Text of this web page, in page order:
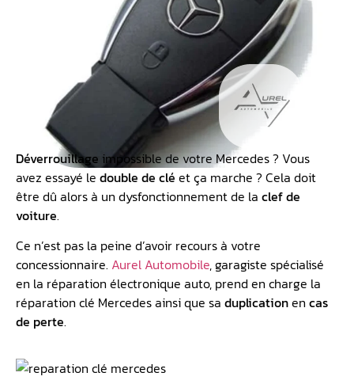
Déverrouillage impossible de votre Mercedes ? Vous
avez essayé le double de clé et ça marche ? Cela doit
être dû alors à un dysfonctionnement de la clef de
voiture.
Ce n’est pas la peine d’avoir recours à votre
concessionnaire. Aurel Automobile, garagiste spécialisé
en la réparation électronique auto, prend en charge la
réparation clé Mercedes ainsi que sa duplicationen cas
de perte.